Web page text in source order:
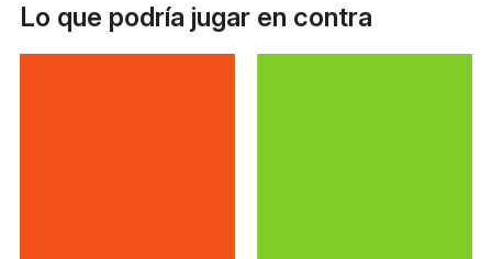
Lo que podría jugar en contra